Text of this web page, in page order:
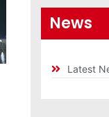
News
Latest